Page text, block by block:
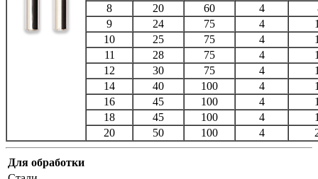
8
20 60 4
9
24 75 4
10
25 75 4
11
28 75 4
12
30 75 4
14
40 100 4
16
45 100 4
18
45 100 4
20
50 100 4
Для обработки